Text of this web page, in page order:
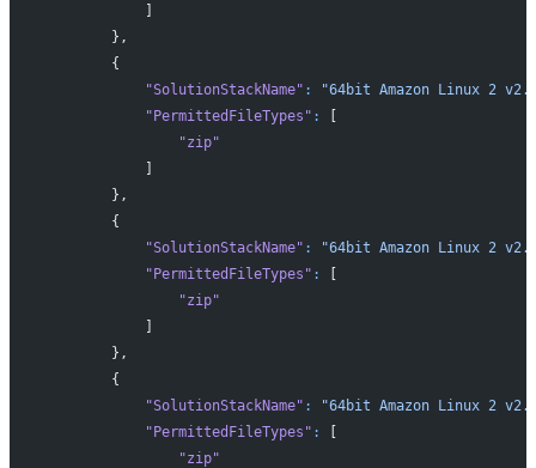
            ]
        },
        {
            "SolutionStackName"
:
"64bit Amazon Linux 2
            "PermittedFileTypes"
:
[
                "zip"
            ]
        },
        {
            "SolutionStackName"
:
"64bit Amazon Linux 2
            "PermittedFileTypes"
:
[
                "zip"
            ]
        },
        {
            "SolutionStackName"
:
"64bit Amazon Linux 2
            "PermittedFileTypes"
:
[
                "zip"